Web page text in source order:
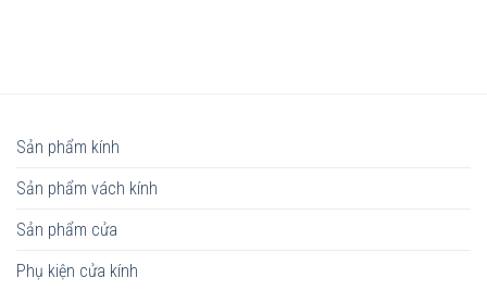
Sản phẩm kính
Sản phẩm vách kính
Sản phẩm cửa
Phụ kiện cửa kính